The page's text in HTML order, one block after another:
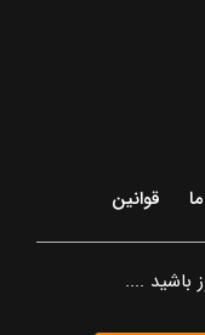
قوانین
باشید ....